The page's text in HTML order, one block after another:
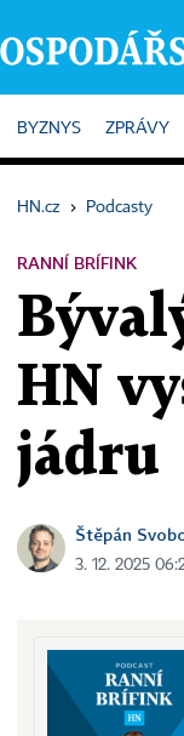
HOME
BYZNYS ZPRÁVY
HN.cz › Podcasty
RANNÍ BRÍFINK
HN
jádru
Štěpán
3. 12. 2025